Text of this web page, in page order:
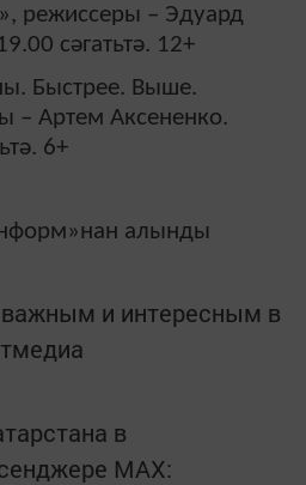
режиссеры – Эдуард
сәгатьтә. 12+
Быстрее. Выше.
– Артем Аксененко.
6+
алынды
и интересным в
в
MАХ: